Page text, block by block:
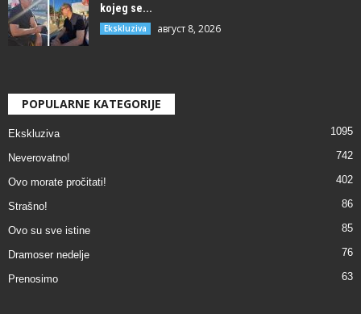
kojeg se...
Ekskluziva август 8, 2026
POPULARNE KATEGORIJE
Ekskluziva 1095
Neverovatno! 742
Ovo morate pročitati! 402
Strašno! 86
Ovo su sve istine 85
Dramoser nedelje 76
Prenosimo 63